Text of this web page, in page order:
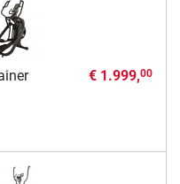
€ 1.999,00